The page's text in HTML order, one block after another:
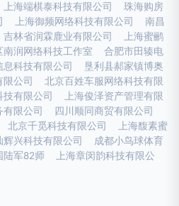
上海端棋泰科技有限公司
珠海购房
上海御频网络科技有限公司
南昌
吉林省润霖鹿业有限公司
上海蜜鹂
南润网络科技工作室
合肥市田辏电
息科技有限公司
垦利县郝家镇博奥
公司
北京百姓车服网络科技有限
有限公司
上海俊泽资产管理有限
限公司
四川顺同商贸有限公司
北京千觅科技有限公司
上海馥素蜜
辉兴科技有限公司
成都小鸟球体育
陆军82师
上海章闵韵科技有限公